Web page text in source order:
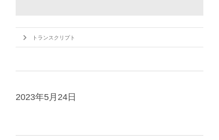
トランスクリプト
2023年5月24日